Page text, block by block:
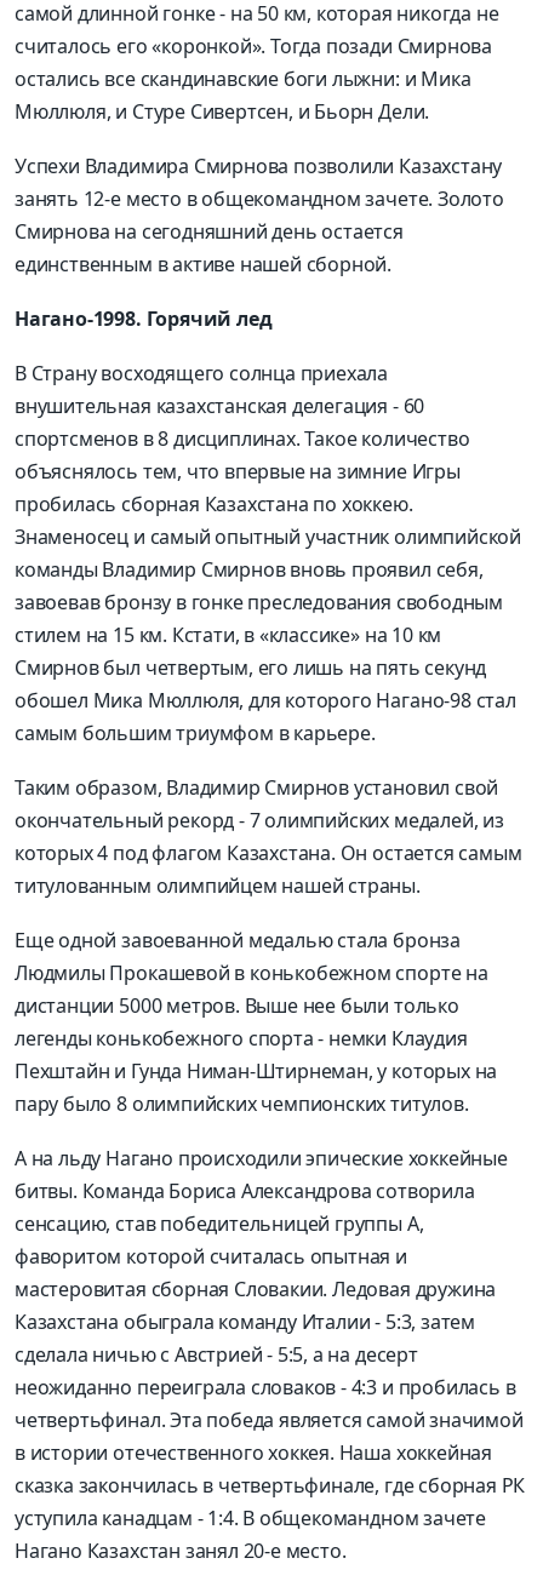
самой длинной гонке - на 50 км, которая никогда не
считалось его «коронкой». Тогда позади Смирнова
остались все скандинавские боги лыжни: и Мика
Мюллюля, и Стуре Сивертсен, и Бьорн Дели.
Успехи Владимира Смирнова позволили Казахстану
занять 12-е место в общекомандном зачете. Золото
Смирнова на сегодняшний день остается
единственным в активе нашей сборной.
Нагано-1998. Горячий лед
В Страну восходящего солнца приехала
внушительная казахстанская делегация - 60
спортсменов в 8 дисциплинах. Такое количество
объяснялось тем, что впервые на зимние Игры
пробилась сборная Казахстана по хоккею.
Знаменосец и самый опытный участник олимпийской
команды Владимир Смирнов вновь проявил себя,
завоевав бронзу в гонке преследования свободным
стилем на 15 км. Кстати, в «классике» на 10 км
Смирнов был четвертым, его лишь на пять секунд
обошел Мика Мюллюля, для которого Нагано-98 стал
самым большим триумфом в карьере.
Таким образом, Владимир Смирнов установил свой
окончательный рекорд - 7 олимпийских медалей, из
которых 4 под флагом Казахстана. Он остается самым
титулованным олимпийцем нашей страны.
Еще одной завоеванной медалью стала бронза
Людмилы Прокашевой в конькобежном спорте на
дистанции 5000 метров. Выше нее были только
легенды конькобежного спорта - немки Клаудия
Пехштайн и Гунда Ниман-Штирнеман, у которых на
пару было 8 олимпийских чемпионских титулов.
А на льду Нагано происходили эпические хоккейные
битвы. Команда Бориса Александрова сотворила
сенсацию, став победительницей группы А,
фаворитом которой считалась опытная и
мастеровитая сборная Словакии. Ледовая дружина
Казахстана обыграла команду Италии - 5:3, затем
сделала ничью с Австрией - 5:5, а на десерт
неожиданно переиграла словаков - 4:3 и пробилась в
четвертьфинал. Эта победа является самой значимой
в истории отечественного хоккея. Наша хоккейная
сказка закончилась в четвертьфинале, где сборная РК
уступила канадцам - 1:4. В общекомандном зачете
Нагано Казахстан занял 20-е место.